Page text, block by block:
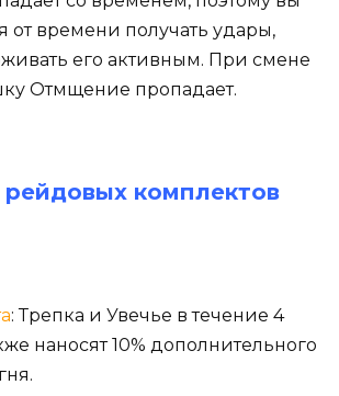
времени получать удары,
его активным. При смене
Отмщение пропадает.
комплектов
: Трепка и Увечье в течение 4
наносят 10% дополнительного